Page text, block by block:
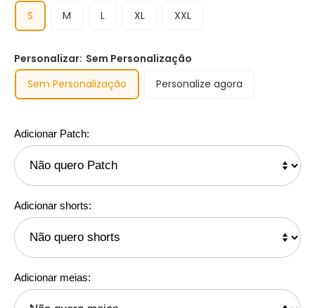
S
M L XL XXL
Personalizar: Sem Personalização
Sem Personalização
Personalize agora
Adicionar Patch:
Adicionar shorts:
Adicionar meias: